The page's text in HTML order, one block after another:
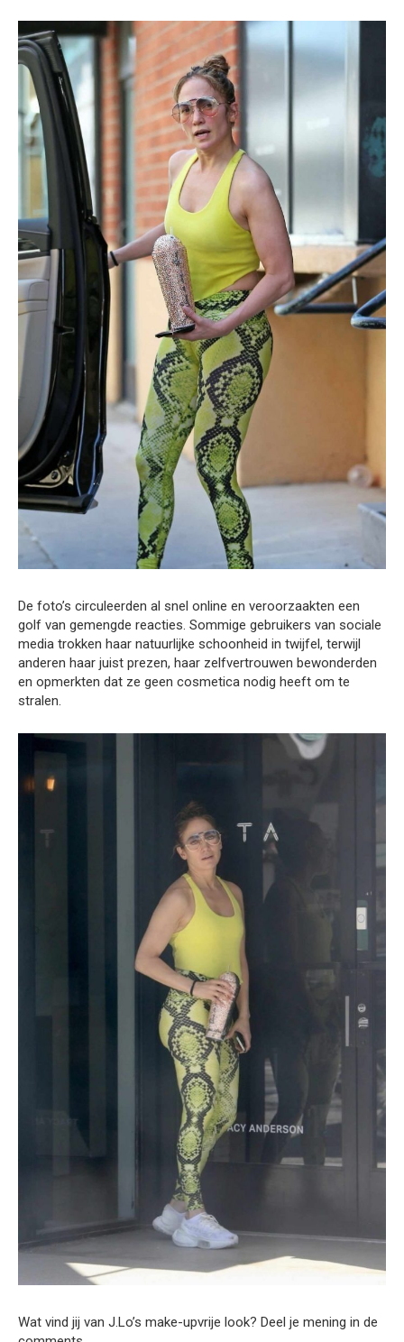
De foto’s circuleerden al snel online en veroorzaakten een
golf van gemengde reacties. Sommige gebruikers van sociale
media trokken haar natuurlijke schoonheid in twijfel, terwijl
anderen haar juist prezen, haar zelfvertrouwen bewonderden
en opmerkten dat ze geen cosmetica nodig heeft om te
stralen.
Wat vind jij van J.Lo’s make-upvrije look? Deel je mening in de